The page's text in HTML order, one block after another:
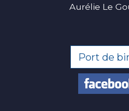
Aurélie Le
Port de